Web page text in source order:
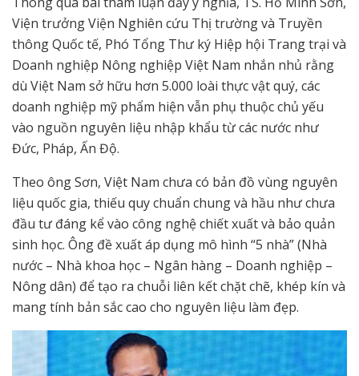
Viện trưởng Viện Nghiên cứu Thị trường và Truyền
thông Quốc tế, Phó Tổng Thư ký Hiệp hội Trang trại và
Doanh nghiệp Nông nghiệp Việt Nam nhắn nhủ rằng
dù Việt Nam sở hữu hơn 5.000 loài thực vật quý, các
doanh nghiệp mỹ phẩm hiện vẫn phụ thuộc chủ yếu
vào nguồn nguyên liệu nhập khẩu từ các nước như
Đức, Pháp, Ấn Độ.
Theo ông Sơn, Việt Nam chưa có bản đồ vùng nguyên
liệu quốc gia, thiếu quy chuẩn chung và hầu như chưa
đầu tư đáng kể vào công nghệ chiết xuất và bảo quản
sinh học. Ông đề xuất áp dụng mô hình “5 nhà” (Nhà
nước – Nhà khoa học – Ngân hàng – Doanh nghiệp –
Nông dân) để tạo ra chuỗi liên kết chặt chẽ, khép kín và
mang tính bản sắc cao cho nguyên liệu làm đẹp.